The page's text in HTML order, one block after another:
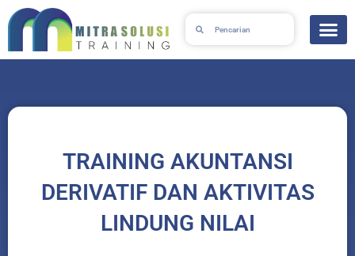
Skip
to
TRAINING AKUNTANSI
DERIVATIF DAN AKTIVITAS
LINDUNG NILAI